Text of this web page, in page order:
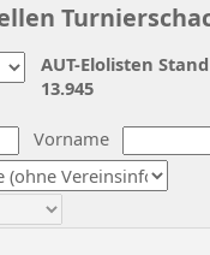
Vorname
AUT-Elolisten
13.945